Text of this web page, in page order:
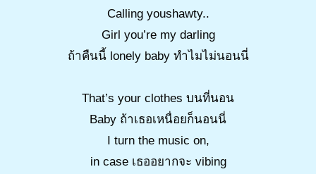
Calling youshawty..
Girl you’re my darling
ถ้าคืนนี้ lonely baby ทำไมไม่นอนนี่
That’s your clothes บนที่นอน
Baby ถ้าเธอเหนื่อยก็นอนนี่
I turn the music on,
in case เธออยากจะ vibing